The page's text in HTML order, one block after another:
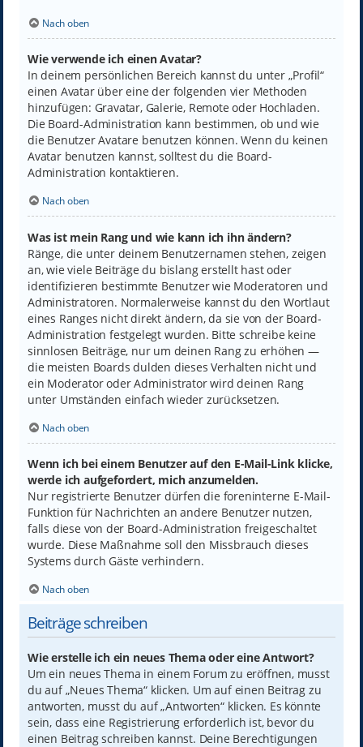
Nach oben
Wie verwende ich einen Avatar?
In deinem persönlichen Bereich kannst du unter „Profil“
einen Avatar über eine der folgenden vier Methoden
hinzufügen: Gravatar, Galerie, Remote oder Hochladen.
Die Board-Administration kann bestimmen, ob und wie
die Benutzer Avatare benutzen können. Wenn du keinen
Avatar benutzen kannst, solltest du die Board-
Administration kontaktieren.
Nach oben
Was ist mein Rang und wie kann ich ihn ändern?
Ränge, die unter deinem Benutzernamen stehen, zeigen
an, wie viele Beiträge du bislang erstellt hast oder
identifizieren bestimmte Benutzer wie Moderatoren und
Administratoren. Normalerweise kannst du den Wortlaut
eines Ranges nicht direkt ändern, da sie von der Board-
Administration festgelegt wurden. Bitte schreibe keine
sinnlosen Beiträge, nur um deinen Rang zu erhöhen —
die meisten Boards dulden dieses Verhalten nicht und
ein Moderator oder Administrator wird deinen Rang
unter Umständen einfach wieder zurücksetzen.
Nach oben
Wenn ich bei einem Benutzer auf den E-Mail-Link klicke,
werde ich aufgefordert, mich anzumelden.
Nur registrierte Benutzer dürfen die foreninterne E-Mail-
Funktion für Nachrichten an andere Benutzer nutzen,
falls diese von der Board-Administration freigeschaltet
wurde. Diese Maßnahme soll den Missbrauch dieses
Systems durch Gäste verhindern.
Nach oben
Beiträge schreiben
Wie erstelle ich ein neues Thema oder eine Antwort?
Um ein neues Thema in einem Forum zu eröffnen, musst
du auf „Neues Thema“ klicken. Um auf einen Beitrag zu
antworten, musst du auf „Antworten“ klicken. Es könnte
sein, dass eine Registrierung erforderlich ist, bevor du
einen Beitrag schreiben kannst. Deine Berechtigungen